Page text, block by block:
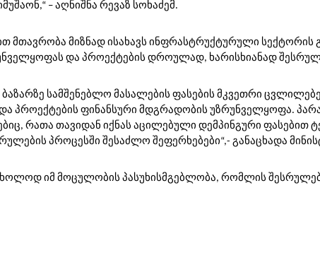
– აღნიშნა რევაზ სოხაძემ.
მთავრობა მიზნად ისახავს ინფრასტრუქტურული სექტორის
და პროექტების დროულად, ხარისხიანად
სამშენებლო მასალების ფასების მკვეთრი
და პროექტების ფინანსური მდგრადობის უზრუნველყოფა.
რათა თავიდან იქნას აცილებული დემპინგური ფასებით
პროცესში შესაძლო შეფერხებები“,- განაცხადა
იმ მოცულობის პასუხისმგებლობა, რომლის